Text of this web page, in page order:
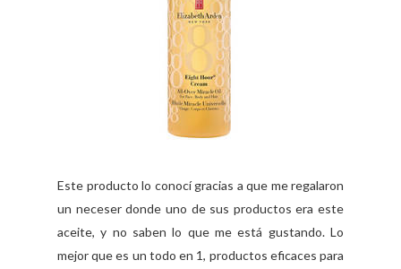
Este producto lo conocí gracias a que me regalaron
un neceser donde uno de sus productos era este
aceite, y no saben lo que me está gustando. Lo
mejor que es un todo en 1, productos eficaces para